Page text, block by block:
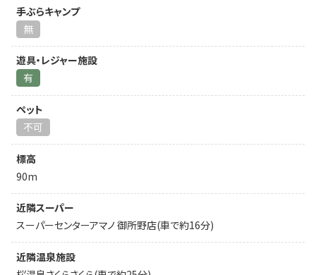
手ぶらキャンプ
無
遊具・レジャー施設
有
ペット
不可
標高
90m
近隣スーパー
スーパーセンターアマノ 御所野店(車で約16分)
近隣温泉施設